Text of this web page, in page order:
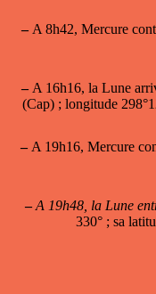
–A 8h42, Mercure
–A 16h16, la Lune
(Cap) ; longitude
–A 19h16, Mercure
– A 19h48, la Lune
330° ; sa